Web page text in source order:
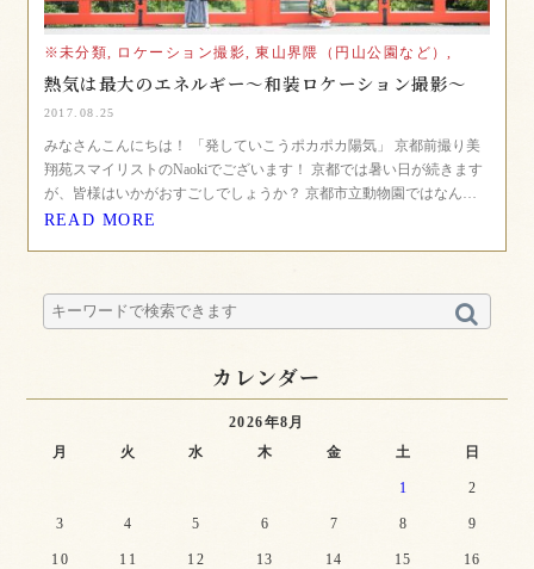
※未分類, ロケーション撮影, 東山界隈（円山公園など）,
熱気は最大のエネルギー〜和装ロケーション撮影〜
2017.08.25
みなさんこんにちは！ 「発していこうポカポカ陽気」 京都前撮り美
翔苑スマイリストのNaokiでございます！ 京都では暑い日が続きます
が、皆様はいかがおすごしでしょうか？ 京都市立動物園ではなん…
READ MORE
カレンダー
2026年8月
月
火 水 木 金 土 日
1 2
3 4 5 6 7 8 9
10 11 12 13 14 15 16